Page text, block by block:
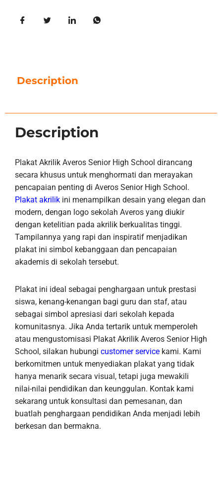
Description
Description
Plakat Akrilik Averos Senior High School dirancang
secara khusus untuk menghormati dan merayakan
pencapaian penting di Averos Senior High School.
Plakat akrilik ini menampilkan desain yang elegan dan
modern, dengan logo sekolah Averos yang diukir
dengan ketelitian pada akrilik berkualitas tinggi.
Tampilannya yang rapi dan inspiratif menjadikan
plakat ini simbol kebanggaan dan pencapaian
akademis di sekolah tersebut.
Plakat ini ideal sebagai penghargaan untuk prestasi
siswa, kenang-kenangan bagi guru dan staf, atau
sebagai simbol apresiasi dari sekolah kepada
komunitasnya. Jika Anda tertarik untuk memperoleh
atau mengustomisasi Plakat Akrilik Averos Senior High
School, silakan hubungi customer service kami. Kami
berkomitmen untuk menyediakan plakat yang tidak
hanya menarik secara visual, tetapi juga mewakili
nilai-nilai pendidikan dan keunggulan. Kontak kami
sekarang untuk konsultasi dan pemesanan, dan
buatlah penghargaan pendidikan Anda menjadi lebih
berkesan dan bermakna.